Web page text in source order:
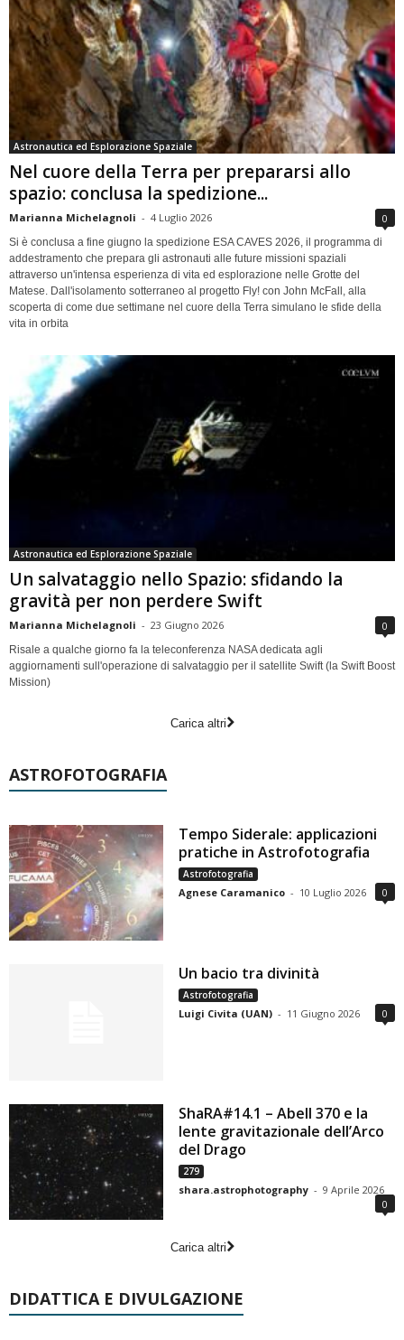
Astronautica ed Esplorazione Spaziale
Nel cuore della Terra per prepararsi allo
spazio: conclusa la spedizione...
Marianna Michelagnoli - 4 Luglio 2026 0
Si è conclusa a fine giugno la spedizione ESA CAVES 2026, il programma di
addestramento che prepara gli astronauti alle future missioni spaziali
attraverso un'intensa esperienza di vita ed esplorazione nelle Grotte del
Matese. Dall'isolamento sotterraneo al progetto Fly! con John McFall, alla
scoperta di come due settimane nel cuore della Terra simulano le sfide della
vita in orbita
Astronautica ed Esplorazione Spaziale
Un salvataggio nello Spazio: sfidando la
gravità per non perdere Swift
Marianna Michelagnoli - 23 Giugno 2026 0
Risale a qualche giorno fa la teleconferenza NASA dedicata agli
aggiornamenti sull'operazione di salvataggio per il satellite Swift (la Swift Boost
Mission)
Carica altri
ASTROFOTOGRAFIA
Tempo Siderale: applicazioni
pratiche in Astrofotografia
Astrofotografia
Agnese Caramanico - 10 Luglio 2026 0
Un bacio tra divinità
Astrofotografia
Luigi Civita (UAN) - 11 Giugno 2026 0
ShaRA#14.1 – Abell 370 e la
lente gravitazionale dell’Arco
del Drago
279
shara.astrophotography - 9 Aprile 2026
0
Carica altri
DIDATTICA E DIVULGAZIONE